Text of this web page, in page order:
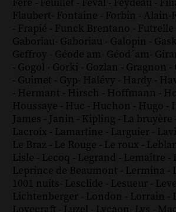
Féré - Feuillet - Féval - Feydeau -
Flaubert- Fontaine - Forbin - Alain-
- Frapié - Funck Brentano - Futrelle
Gaboriau- Gaboriau - Galopin -
Geffroy - Géode am- Géod´am-
- Gogol - Gorki - Gozlan - Gragnon -
- Guimet - Gyp- Halévy - Hardy -
- Hermant - Hirsch - Hoffmann -
Houssaye - Huc - Huchon - Hugo -
James - Janin - Kipling - La bruyère
Lacroix - Lamartine - Larguier -
Le Braz - Le Rouge - Le roux -
Lisle - Lecoq - Legrand - Lemaître -
Leprince de Beaumont - Lermina -
1001 nuits- Lesclide - Lesueur -
Lichtenberger - London - Lorrain -